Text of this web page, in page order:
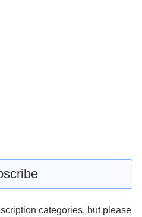
categories, but please